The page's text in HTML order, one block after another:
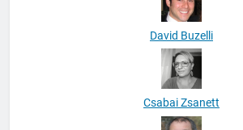
David Buzelli
Csabai Zsanett